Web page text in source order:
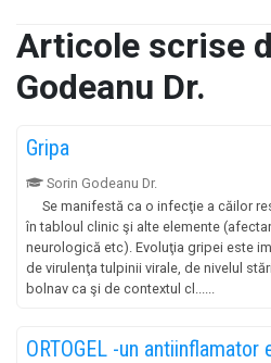
Articole scrise
Godeanu Dr.
Gripa
Sorin Godeanu Dr.
Se manifestă ca o infecţie a căilor
în tabloul clinic şi alte elemente
neurologică etc). Evoluţia gripei este
de virulenţa tulpinii virale, de nivelul
bolnav ca şi de contextul cl......
ORTOGEL -un antiinflamator